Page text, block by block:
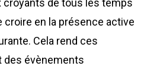
croyants de tous les temps
en la présence active
Cela rend ces
des évènements